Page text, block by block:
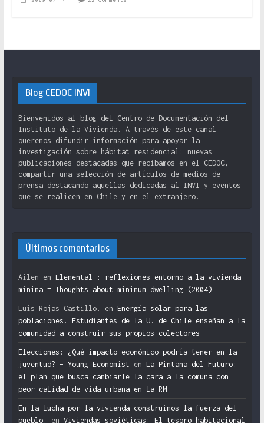
Blog CEDOC INVI
Bienvenidos al blog del Centro de Documentación del
Instituto de la Vivienda. A través de este canal
queremos difundir información para apoyar la
investigación sobre hábitat residencial: nuevas
publicaciones destacadas que recibamos en el CEDOC,
compartir una selección de artículos de medios de
prensa destacando aquellas dedicadas al INVI y eventos
que se realicen en Chile y en el extranjero.
Últimos comentarios
Ailen en Elemental : reflexiones entorno a la vivienda
mínima = Thoughts about minimum dwelling (2004)
Luis Rojas Castillo. en Energía solar para las
poblaciones. Estudiantes de la U. de Chile enseñan a la
comunidad a construir sus propios colectores
Elecciones: ¿Qué impacto económico podría tener en la
juventud? – Young Economist en La Pintana del Futuro:
el plan que busca cambiarle la cara a la comuna con
peor calidad de vida urbana en la RM
En la lucha por la vivienda construimos la fuerza del
pueblo.
en Viviendas soviéticas: El tesoro habitacional